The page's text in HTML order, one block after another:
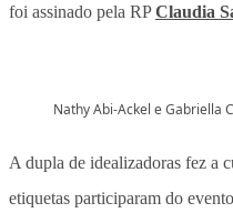
foi assinado pela RPClaudia
Nathy Abi-Ackel e Gabriella
A dupla de idealizadoras fez a
etiquetas participaram do